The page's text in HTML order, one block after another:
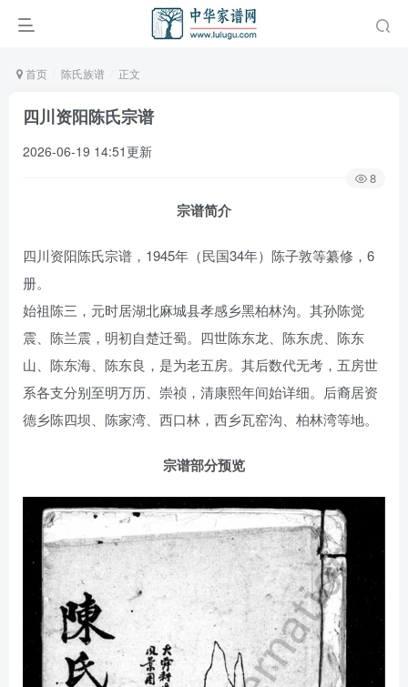
首页 陈氏族谱 正文
四川资阳陈氏宗谱
2026-06-19 14:51更新
8
宗谱简介
四川资阳陈氏宗谱，1945年（民国34年）陈子敦等纂修，6
册。
始祖陈三，元时居湖北麻城县孝感乡黑柏林沟。其孙陈觉
震、陈兰震，明初自楚迁蜀。四世陈东龙、陈东虎、陈东
山、陈东海、陈东良，是为老五房。其后数代无考，五房世
系各支分别至明万历、崇祯，清康熙年间始详细。后裔居资
德乡陈四坝、陈家湾、西口林，西乡瓦窑沟、柏林湾等地。
宗谱部分预览